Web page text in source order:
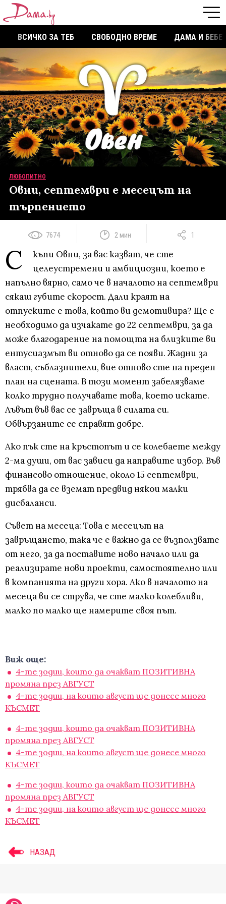
ВСИЧКО ЗА ТЕБ СВОБОДНО ВРЕМЕ ДАМА И БЕБЕ
ЛЮБОПИТНО
Овни, септември е месецът на
търпението
7674 2 мин 1
С
къпи Овни, за вас казват, че сте
целеустремени и амбициозни, което е
напълно вярно, само че в началото на септември
сякаш губите скорост. Дали краят на
отпуските е това, който ви демотивира? Ще е
необходимо да изчакате до 22 септември, за да
може благодарение на помощта на близките ви
ентусиазмът ви отново да се появи. Жадни за
власт, съблазнители, вие отново сте на преден
план на сцената. В този момент забелязваме
колко трудно получавате това, което искате.
Лъвът във вас се завръща в силата си.
Обвързаните се справят добре.
Ако пък сте на кръстопът и се колебаете между
2-ма души, от вас зависи да направите избор. Във
финансово отношение, около 15 септември,
трябва да се вземат предвид някои малки
дисбаланси.
Съвет на месеца: Това е месецът на
завръщането, така че е важно да се възползвате
от него, за да поставите ново начало или да
реализирате нови проекти, самостоятелно или
в компанията на други хора. Ако в началото на
месеца ви се струва, че сте малко колебливи,
малко по малко ще намерите своя път.
Виж още:
4-те зодии, които да очакват ПОЗИТИВНА
промяна през АВГУСТ
4-те зодии, на които август ще донесе много
КЪСМЕТ
4-те зодии, които да очакват ПОЗИТИВНА
промяна през АВГУСТ
4-те зодии, на които август ще донесе много
КЪСМЕТ
4-те зодии, които да очакват ПОЗИТИВНА
промяна през АВГУСТ
4-те зодии, на които август ще донесе много
КЪСМЕТ
НАЗАД